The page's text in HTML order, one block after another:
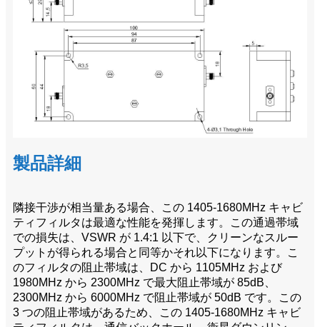
製品詳細
隣接干渉が相当量ある場合、この 1405-1680MHz キャビ
ティフィルタは最適な性能を発揮します。この通過帯域
での損失は、VSWR が 1.4:1 以下で、クリーンなスルー
プットが得られる場合と同等かそれ以下になります。こ
のフィルタの阻止帯域は、DC から 1105MHz および
1980MHz から 2300MHz で最大阻止帯域が 85dB、
2300MHz から 6000MHz で阻止帯域が 50dB です。この
3 つの阻止帯域があるため、この 1405-1680MHz キャビ